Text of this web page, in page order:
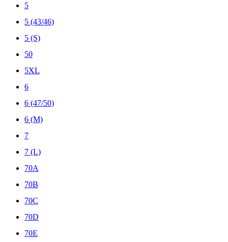
5
5 (43/46)
5 (S)
50
5XL
6
6 (47/50)
6 (M)
7
7 (L)
70A
70B
70C
70D
70E